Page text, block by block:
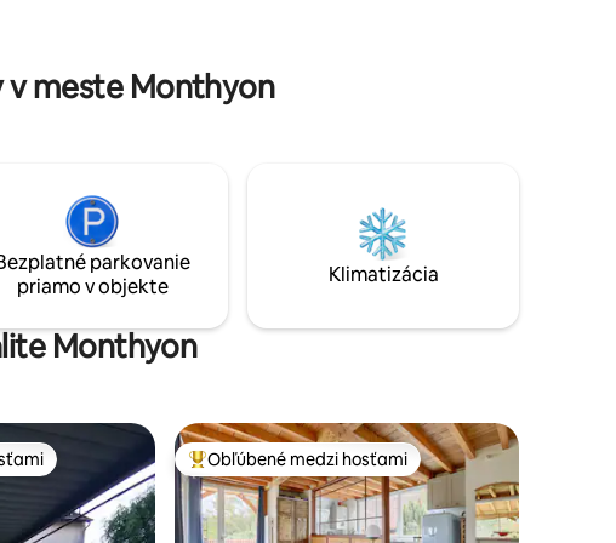
meste Monthyon
parkovanie
priamo v objekte
Klimatizácia
Monthyon
Najobľúbenejšie medzi hosťami
Obľúbené medzi hosťami